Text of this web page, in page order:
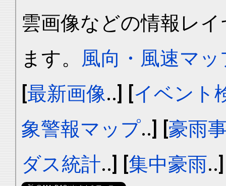
雲画像などの情報レ
ます。 風向・風速マッ
[最新画像..] [イベント
象警報マップ..] [豪雨
ダス統計..] [集中豪雨..]